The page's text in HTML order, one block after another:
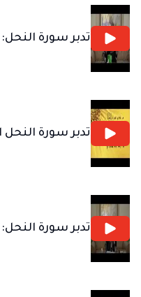
تدبر سورة
تدبر سورة النحل
تدبر سورة النحل: آية ٧٤-